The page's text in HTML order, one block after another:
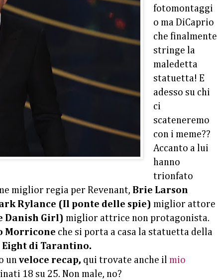
fotomontaggi
o ma DiCaprio
che finalmente
stringe la
maledetta
statuetta! E
adesso su chi
ci
scateneremo
con i meme??
Accanto a lui
hanno
trionfato
miglior regia per Revenant, Brie Larson
Rylance (Il ponte delle spie) miglior attore
Danish Girl) miglior attrice non protagonista.
Morricone che si porta a casa la statuetta della
Eight di Tarantino.
un veloce recap, qui trovate anche il mio
18 su 25. Non male, no?